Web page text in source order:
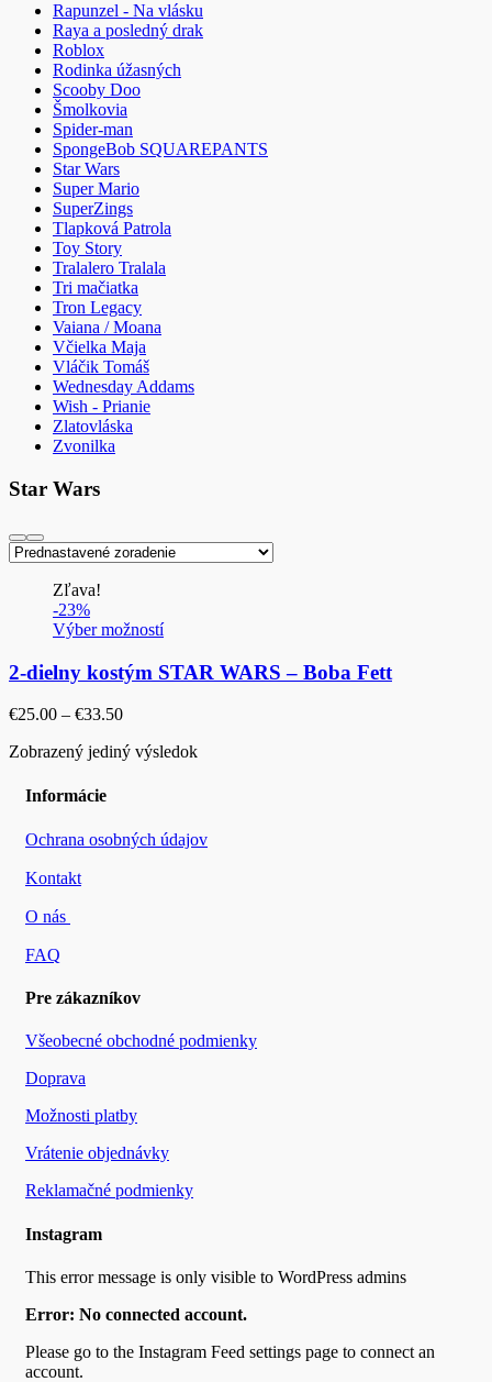
Rapunzel - Na vlásku
Raya a posledný drak
Roblox
Rodinka úžasných
Scooby Doo
Šmolkovia
Spider-man
SpongeBob SQUAREPANTS
Star Wars
Super Mario
SuperZings
Tlapková Patrola
Toy Story
Tralalero Tralala
Tri mačiatka
Tron Legacy
Vaiana / Moana
Včielka Maja
Vláčik Tomáš
Wednesday Addams
Wish - Prianie
Zlatovláska
Zvonilka
Star Wars
Zľava!
-23%
Výber možností
2-dielny kostým STAR WARS – Boba Fett
€25.00 – €33.50Price
€25.00
Zobrazený jediný výsledok
Informácie
Ochrana osobných údajov
Kontakt
O nás
FAQ
Pre zákazníkov
Všeobecné obchodné podmienky
Doprava
Možnosti platby
Vrátenie objednávky
Reklamačné podmienky
Instagram
This error message is only visible to WordPress admins
Error: No connected account.
Please go to the Instagram Feed settings page to connect an
account.